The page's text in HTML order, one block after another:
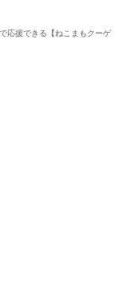
応援できる【ねこまもクーゲ